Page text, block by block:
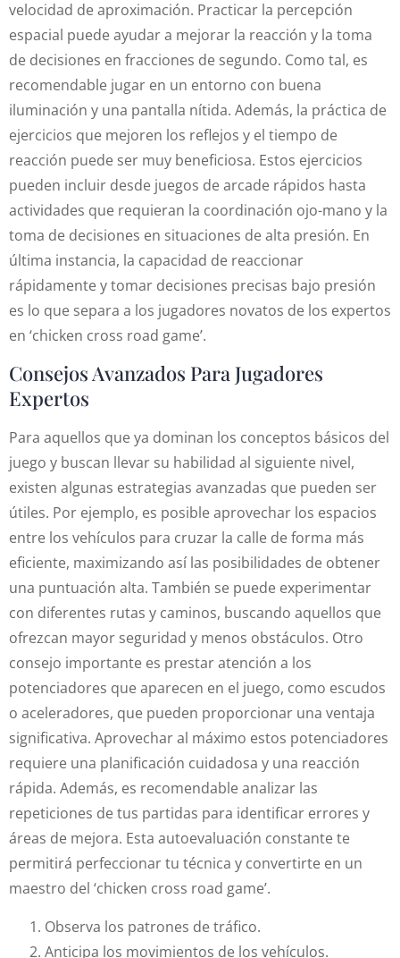
velocidad de aproximación. Practicar la percepción
espacial puede ayudar a mejorar la reacción y la toma
de decisiones en fracciones de segundo. Como tal, es
recomendable jugar en un entorno con buena
iluminación y una pantalla nítida. Además, la práctica de
ejercicios que mejoren los reflejos y el tiempo de
reacción puede ser muy beneficiosa. Estos ejercicios
pueden incluir desde juegos de arcade rápidos hasta
actividades que requieran la coordinación ojo-mano y la
toma de decisiones en situaciones de alta presión. En
última instancia, la capacidad de reaccionar
rápidamente y tomar decisiones precisas bajo presión
es lo que separa a los jugadores novatos de los expertos
en ‘chicken cross road game’.
Consejos Avanzados Para Jugadores
Expertos
Para aquellos que ya dominan los conceptos básicos del
juego y buscan llevar su habilidad al siguiente nivel,
existen algunas estrategias avanzadas que pueden ser
útiles. Por ejemplo, es posible aprovechar los espacios
entre los vehículos para cruzar la calle de forma más
eficiente, maximizando así las posibilidades de obtener
una puntuación alta. También se puede experimentar
con diferentes rutas y caminos, buscando aquellos que
ofrezcan mayor seguridad y menos obstáculos. Otro
consejo importante es prestar atención a los
potenciadores que aparecen en el juego, como escudos
o aceleradores, que pueden proporcionar una ventaja
significativa. Aprovechar al máximo estos potenciadores
requiere una planificación cuidadosa y una reacción
rápida. Además, es recomendable analizar las
repeticiones de tus partidas para identificar errores y
áreas de mejora. Esta autoevaluación constante te
permitirá perfeccionar tu técnica y convertirte en un
maestro del ‘chicken cross road game’.
Observa los patrones de tráfico.
Anticipa los movimientos de los vehículos.